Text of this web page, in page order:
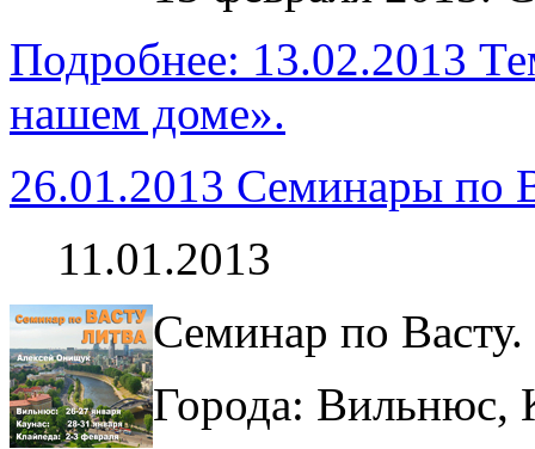
Подробнее: 13.02.2013
нашем доме».
26.01.2013 Семинары по
11.01.2013
Семинар по
Города: Вильнюс,